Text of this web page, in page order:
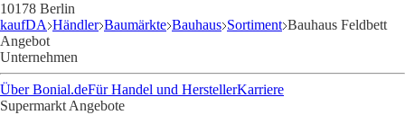
10178 Berlin
kaufDA Händler Baumärkte Bauhaus Sortiment Bauhaus Feldbett
Angebot
Unternehmen
Über Bonial.deFür Handel und HerstellerKarriere
Supermarkt Angebote